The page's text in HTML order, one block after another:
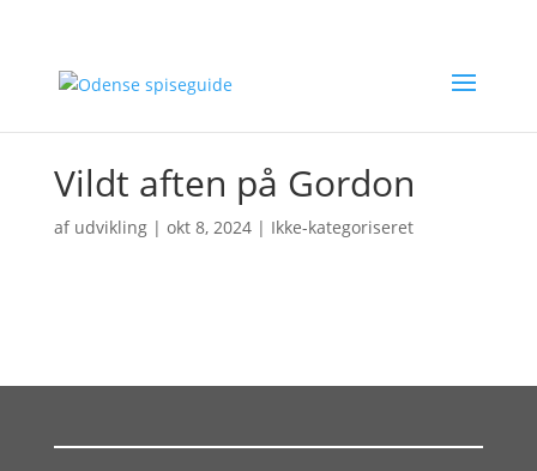
Vildt aften på Gordon
af udvikling| okt 8, 2024| Ikke-kategoriseret